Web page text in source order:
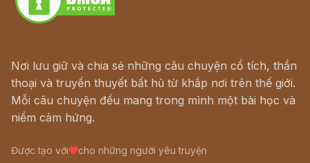
Nơi lưu giữ và chia sẻ những câu chuyện cổ tích, thần
thoại và truyền thuyết bất hủ từ khắp nơi trên thế giới.
Mỗi câu chuyện đều mang trong mình một bài học và
niềm cảm hứng.
Được tạo với cho những người yêu truyện